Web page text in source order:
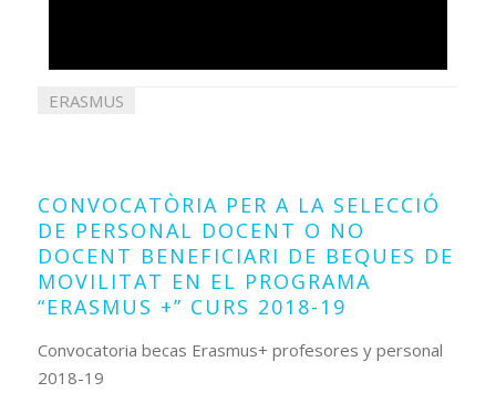
ERASMUS
CONVOCATÒRIA PER A LA SELECCIÓ
DE PERSONAL DOCENT O NO
DOCENT BENEFICIARI DE BEQUES DE
MOVILITAT EN EL PROGRAMA
“ERASMUS +” CURS 2018-19
Convocatoria becas Erasmus+ profesores y personal
2018-19